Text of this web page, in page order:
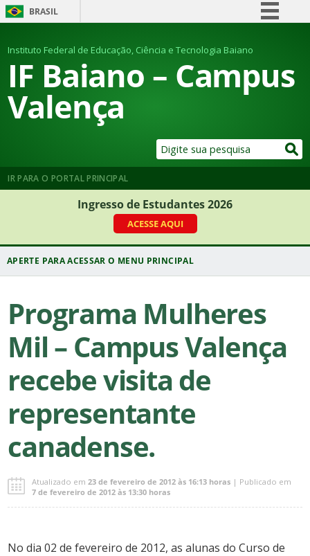
BRASIL
Comunica BR
Participe
Instituto Federal de Educação, Ciência e Tecnologia Baiano
IF Baiano – Campus
Valença
IR PARA O PORTAL PRINCIPAL
Ingresso de Estudantes 2026
ACESSE AQUI
Programa Mulheres
Mil – Campus Valença
recebe visita de
representante
canadense.
Atualizado em23 de fevereiro de 2012 às 16:13 horas | Publicado em
7 de fevereiro de 2012 às 13:30 horas
No dia 02 de fevereiro de 2012, as alunas do Curso de